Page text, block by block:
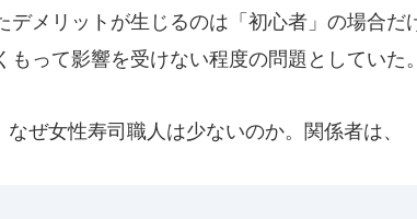
デメリットが生じるのは「初心者」の場合だ
もって影響を受けない程度の問題としていた。
ぜ女性寿司職人は少ないのか。関係者は、